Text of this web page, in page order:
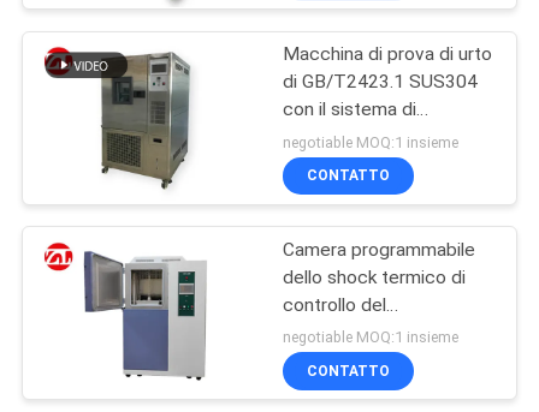
macchina del metal
detector
Macchina di prova di urto
di GB/T2423.1 SUS304
con il sistema di
raffreddamento binario
negotiable MOQ:1 insieme
CONTATTO
Camera programmabile
dello shock termico di
controllo del
microcomputer
negotiable MOQ:1 insieme
CONTATTO